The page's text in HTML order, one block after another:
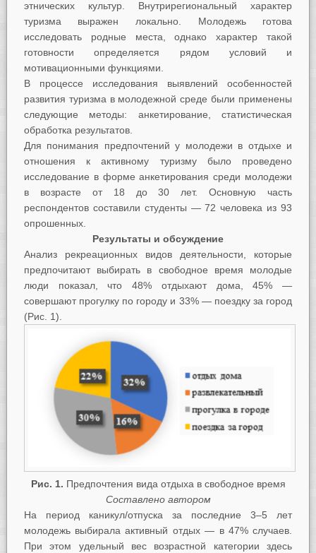
этнических культур. Внутрирегиональный характер
туризма выражен локально. Молодежь готова
исследовать родные места, однако характер такой
готовности определяется рядом условий и
мотивационными функциями.
В процессе исследования выявлений особенностей
развития туризма в молодежной среде были применены
следующие методы: анкетирование, статистическая
обработка результатов.
Для понимания предпочтений у молодежи в отдыхе и
отношения к активному туризму было проведено
исследование в форме анкетирования среди молодежи
в возрасте от 18 до 30 лет. Основную часть
респондентов составили студенты — 72 человека из 93
опрошенных.
Результаты и обсуждение
Анализ рекреационных видов деятельности, которые
предпочитают выбирать в свободное время молодые
люди показал, что 48% отдыхают дома, 45% —
совершают прогулку по городу и 33% — поездку за город
(Рис. 1).
Рис. 1. Предпочтения вида отдыха в свободное время
Составлено автором
На период каникул/отпуска за последние 3–5 лет
молодежь выбирала активный отдых — в 47% случаев.
При этом удельный вес возрастной категории здесь